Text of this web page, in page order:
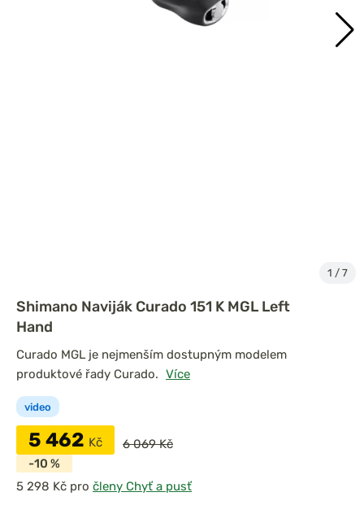
1 / 7
Shimano Naviják Curado 151 K MGL Left
Hand
video
Curado MGL je nejmenším dostupným modelem
produktové řady Curado. Více
5 462 Kč
6 069 Kč
-10 %
pro členy Chyť a pusť